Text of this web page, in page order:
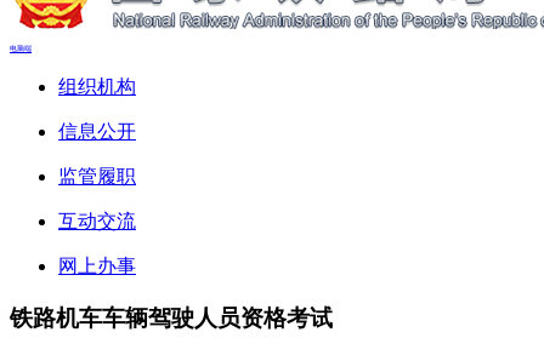
电脑端
组织机构
信息公开
监管履职
互动交流
网上办事
铁路机车车辆驾驶人员资格考试